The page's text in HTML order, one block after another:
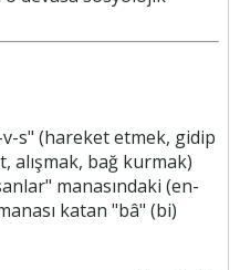
s" (hareket etmek, gidip
alışmak, bağ kurmak)
manasındaki (en-
katan "bâ" (bi)